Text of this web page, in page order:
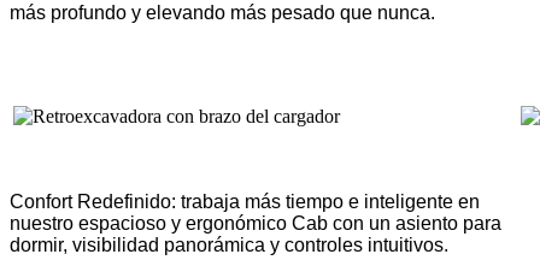
más profundo y elevando más pesado que nunca.
Confort Redefinido: trabaja más tiempo e inteligente en
nuestro espacioso y ergonómico Cab con un asiento para
dormir, visibilidad panorámica y controles intuitivos.